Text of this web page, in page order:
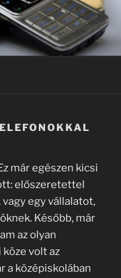
már egészen kicsi
előszeretettel
egy vállalatot,
Később, már
az olyan
volt az
a középiskolában